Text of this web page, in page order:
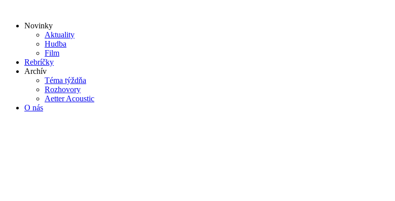
obsah
Novinky
Aktuality
Hudba
Film
Rebríčky
Archív
Téma týždňa
Rozhovory
Aetter Acoustic
O nás